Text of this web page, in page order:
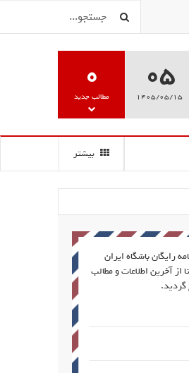
ششمین جشنواره سالانه
درخشش فراگیران مرکز
گویندگی
05
1405/05/15
0
مطالب جدید
بیشتر
رایگان باشگاه ایران
از آخرین اطلاعات و مطالب
گردید.